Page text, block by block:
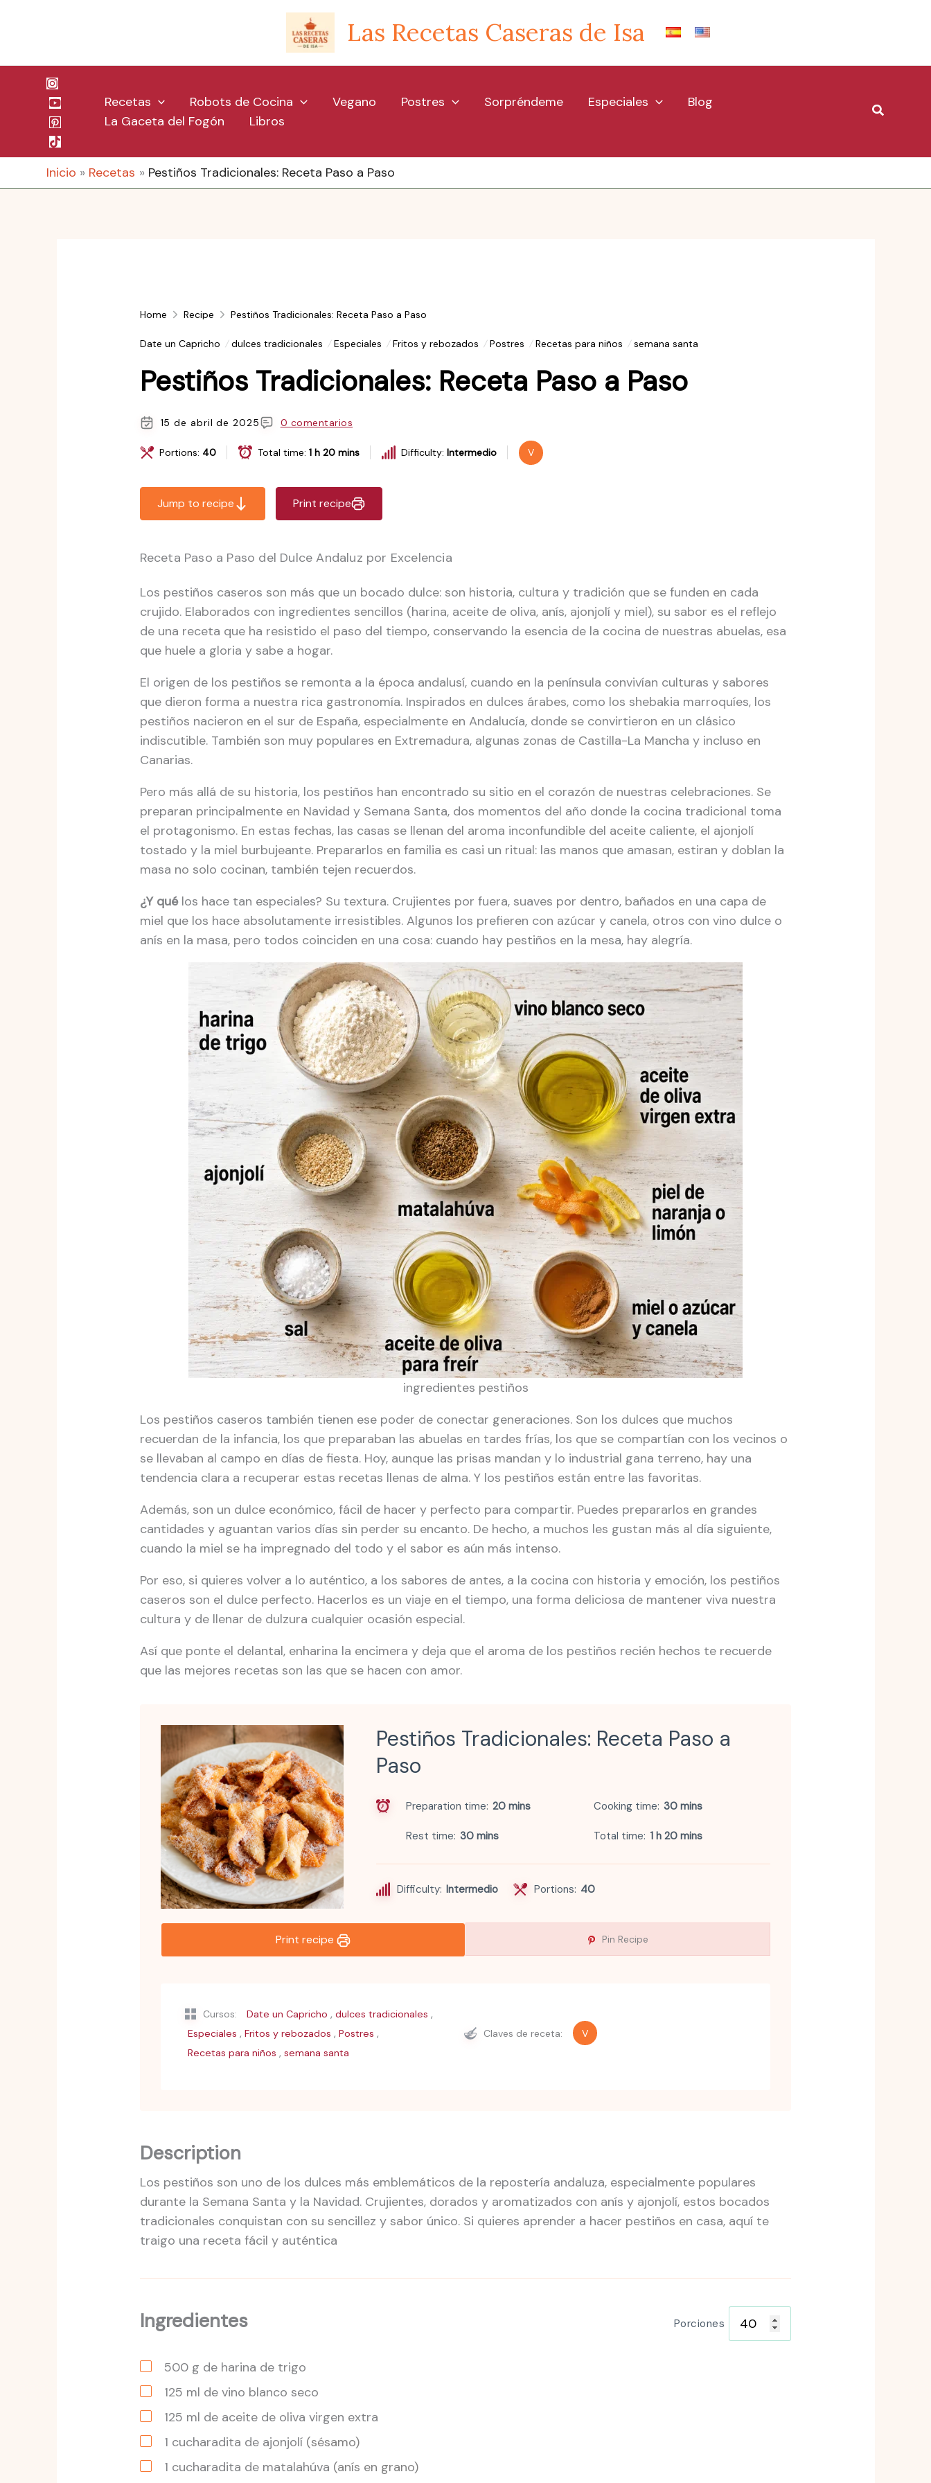
Las Recetas Caseras de Isa
Recetas Robots de Cocina Vegano Postres Sorpréndeme Especiales
Blog
La Gaceta del Fogón
Libros
Buscar
Inicio Recetas Pestiños Tradicionales: Receta Paso a Paso
Home Recipe Pestiños Tradicionales: Receta Paso a Paso
Date un Capricho dulces tradicionales Especiales Fritos y rebozados Postres Recetas para niños semana santa
Pestiños Tradicionales: Receta Paso a Paso
15 de abril de 2025 0 comentarios
Portions: 40 Total time: 1 h 20 mins Difficulty: Intermedio V
Jump to recipe Print recipe
Receta Paso a Paso del Dulce Andaluz por Excelencia
Los pestiños caseros son más que un bocado dulce: son historia, cultura y tradición que se funden en cada
crujido. Elaborados con ingredientes sencillos (harina, aceite de oliva, anís, ajonjolí y miel), su sabor es el reflejo
de una receta que ha resistido el paso del tiempo, conservando la esencia de la cocina de nuestras abuelas, esa
que huele a gloria y sabe a hogar.
El origen de los pestiños se remonta a la época andalusí, cuando en la península convivían culturas y sabores
que dieron forma a nuestra rica gastronomía. Inspirados en dulces árabes, como los shebakia marroquíes, los
pestiños nacieron en el sur de España, especialmente en Andalucía, donde se convirtieron en un clásico
indiscutible. También son muy populares en Extremadura, algunas zonas de Castilla-La Mancha y incluso en
Canarias.
Pero más allá de su historia, los pestiños han encontrado su sitio en el corazón de nuestras celebraciones. Se
preparan principalmente en Navidad y Semana Santa, dos momentos del año donde la cocina tradicional toma
el protagonismo. En estas fechas, las casas se llenan del aroma inconfundible del aceite caliente, el ajonjolí
tostado y la miel burbujeante. Prepararlos en familia es casi un ritual: las manos que amasan, estiran y doblan la
masa no solo cocinan, también tejen recuerdos.
¿Y quélos hace tan especiales? Su textura. Crujientes por fuera, suaves por dentro, bañados en una capa de
miel que los hace absolutamente irresistibles. Algunos los prefieren con azúcar y canela, otros con vino dulce o
anís en la masa, pero todos coinciden en una cosa: cuando hay pestiños en la mesa, hay alegría.
ingredientes pestiños
Los pestiños caseros también tienen ese poder de conectar generaciones. Son los dulces que muchos
recuerdan de la infancia, los que preparaban las abuelas en tardes frías, los que se compartían con los vecinos o
se llevaban al campo en días de fiesta. Hoy, aunque las prisas mandan y lo industrial gana terreno, hay una
tendencia clara a recuperar estas recetas llenas de alma. Y los pestiños están entre las favoritas.
Además, son un dulce económico, fácil de hacer y perfecto para compartir. Puedes prepararlos en grandes
cantidades y aguantan varios días sin perder su encanto. De hecho, a muchos les gustan más al día siguiente,
cuando la miel se ha impregnado del todo y el sabor es aún más intenso.
Por eso, si quieres volver a lo auténtico, a los sabores de antes, a la cocina con historia y emoción, los pestiños
caseros son el dulce perfecto. Hacerlos es un viaje en el tiempo, una forma deliciosa de mantener viva nuestra
cultura y de llenar de dulzura cualquier ocasión especial.
Así que ponte el delantal, enharina la encimera y deja que el aroma de los pestiños recién hechos te recuerde
que las mejores recetas son las que se hacen con amor.
Pestiños Tradicionales: Receta Paso a
Paso
Preparation time 20 mins Cooking time 30 mins
Rest time 30 mins Total time 1 h 20 mins
Difficulty: Intermedio Portions: 40
Print recipe Pin Recipe
Cursos: Date un Capricho , dulces tradicionales ,
Especiales , Fritos y rebozados , Postres ,
Recetas para niños , semana santa
Claves de receta: V
Description
Los pestiños son uno de los dulces más emblemáticos de la repostería andaluza, especialmente populares
durante la Semana Santa y la Navidad. Crujientes, dorados y aromatizados con anís y ajonjolí, estos bocados
tradicionales conquistan con su sencillez y sabor único. Si quieres aprender a hacer pestiños en casa, aquí te
traigo una receta fácil y auténtica
Ingredientes Porciones
500 g de harina de trigo
125 ml de vino blanco seco
125 ml de aceite de oliva virgen extra
1 cucharadita de ajonjolí (sésamo)
1 cucharadita de matalahúva (anís en grano)